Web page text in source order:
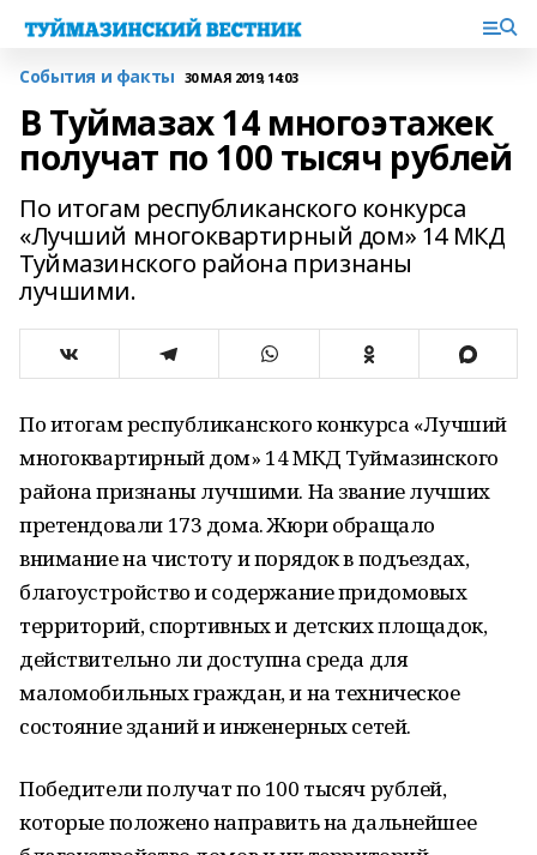
События и факты 30 МАЯ 2019, 14:03
В Туймазах 14 многоэтажек
получат по 100 тысяч рублей
По итогам республиканского конкурса
«Лучший многоквартирный дом» 14 МКД
Туймазинского района признаны
лучшими.
По итогам республиканского конкурса «Лучший
многоквартирный дом» 14 МКД Туймазинского
района признаны лучшими. На звание лучших
претендовали 173 дома. Жюри обращало
внимание на чистоту и порядок в подъездах,
благоустройство и содержание придомовых
территорий, спортивных и детских площадок,
действительно ли доступна среда для
маломобильных граждан, и на техническое
состояние зданий и инженерных сетей.
Победители получат по 100 тысяч рублей,
которые положено направить на дальнейшее